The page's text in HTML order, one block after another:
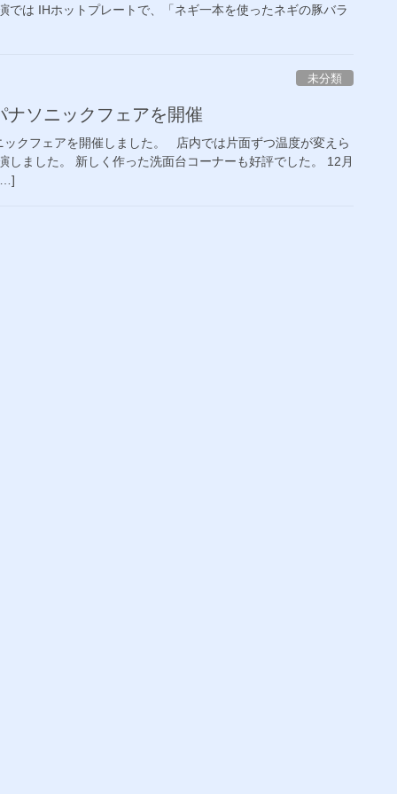
は IHホットプレートで、「ネギ一本を使ったネギの豚バラ
未分類
ナソニックフェアを開催
クフェアを開催しました。 店内では片面ずつ温度が変えら
しました。 新しく作った洗面台コーナーも好評でした。 12月